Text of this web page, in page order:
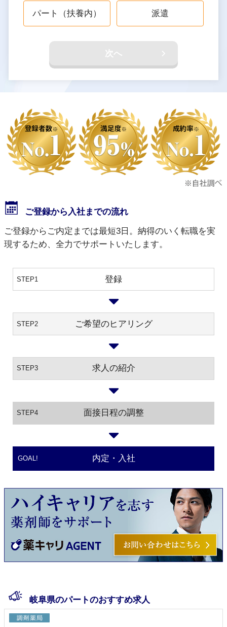
パート（扶養内） 派遣
次へ
ご登録から入社までの流れ
ご登録からご内定までは最短3日。納得のいく転職を実
現するため、全力でサポートいたします。
STEP1 登録
STEP2 ご希望のヒアリング
STEP3 求人の紹介
STEP4 面接日程の調整
GOAL! 内定・入社
岐阜県のパートのおすすめ求人